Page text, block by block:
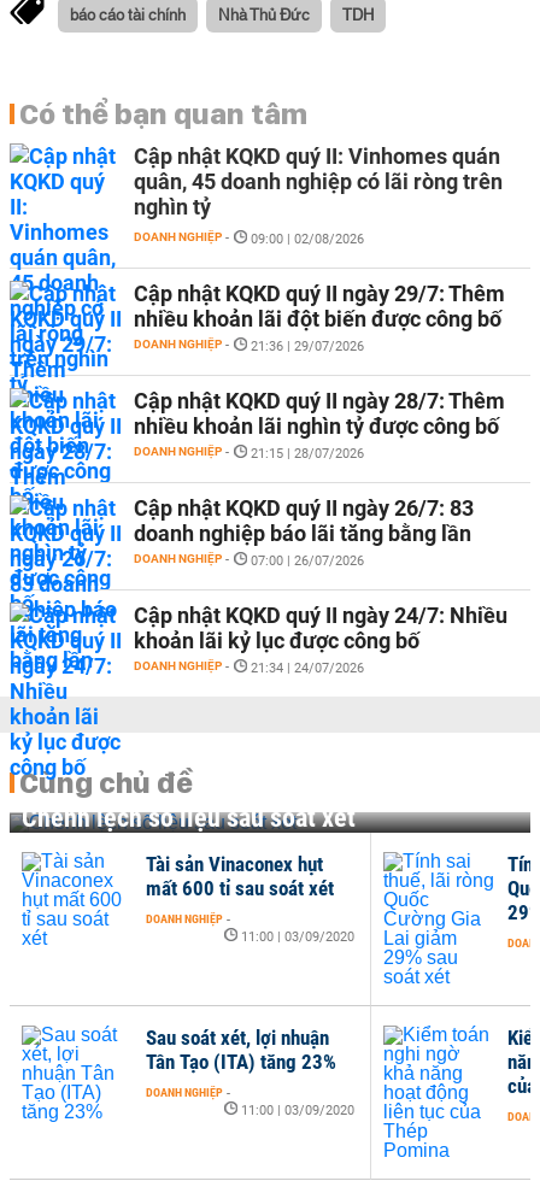
báo cáo tài chính Nhà Thủ Đức TDH
Có thể bạn quan tâm
Cập nhật KQKD quý II: Vinhomes quán
quân, 45 doanh nghiệp có lãi ròng trên
nghìn tỷ
DOANH NGHIỆP - 09:00 | 02/08/2026
Cập nhật KQKD quý II ngày 29/7: Thêm
nhiều khoản lãi đột biến được công bố
DOANH NGHIỆP - 21:36 | 29/07/2026
Cập nhật KQKD quý II ngày 28/7: Thêm
nhiều khoản lãi nghìn tỷ được công bố
DOANH NGHIỆP - 21:15 | 28/07/2026
Cập nhật KQKD quý II ngày 26/7: 83
doanh nghiệp báo lãi tăng bằng lần
DOANH NGHIỆP - 07:00 | 26/07/2026
Cập nhật KQKD quý II ngày 24/7: Nhiều
khoản lãi kỷ lục được công bố
DOANH NGHIỆP - 21:34 | 24/07/2026
Cùng chủ đề
Chênh lệch số liệu sau soát xét
Tài sản Vinaconex hụt
mất 600 tỉ sau soát xét
DOANH NGHIỆP -
11:00 | 03/09/2020
Sau soát xét, lợi nhuận
Tân Tạo (ITA) tăng 23%
DOANH NGHIỆP -
11:00 | 03/09/2020